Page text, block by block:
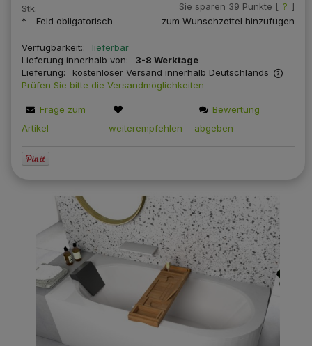
Stk. Sie sparen 39 Punkte [ ? ]
zum Wunschzettel hinzufügen
* - Feld obligatorisch
Verfügbarkeit::
lieferbar
Lieferung innerhalb von:
3-8 Werktage
Lieferung:
kostenloser Versand innerhalb Deutschlands
Zahlungsgebühren
Prüfen Sie bitte die Versandmöglichkeiten
Frage zum
Artikel
weiterempfehlen
Bewertung
abgeben